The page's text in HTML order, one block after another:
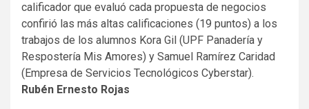
calificador que evaluó cada propuesta de negocios
confirió las más altas calificaciones (19 puntos) a los
trabajos de los alumnos Kora Gil (UPF Panadería y
Respostería Mis Amores) y Samuel Ramírez Caridad
(Empresa de Servicios Tecnológicos Cyberstar).
Rubén Ernesto Rojas